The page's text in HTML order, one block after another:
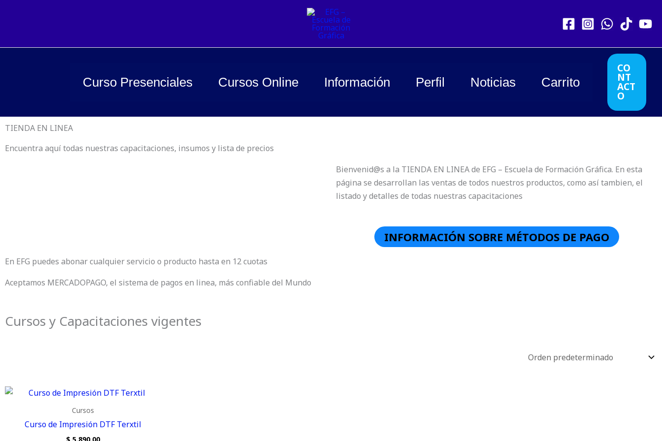
Curso Presenciales Cursos Online Información Perfil Noticias Carrito
CO
NT
ACT
O
TIENDA EN LINEA
Encuentra aquí todas nuestras capacitaciones, insumos y lista de precios
Bienvenid@s a la TIENDA EN LINEA de EFG – Escuela de Formación Gráfica. En esta
página se desarrollan las ventas de todos nuestros productos, como así tambien, el
listado y detalles de todas nuestras capacitaciones
INFORMACIÓN SOBRE MÉTODOS DE PAGO
En EFG puedes abonar cualquier servicio o producto hasta en 12 cuotas
Aceptamos MERCADOPAGO, el sistema de pagos en linea, más confiable del Mundo
Cursos y Capacitaciones vigentes
Cursos
Curso de Impresión DTF Terxtil